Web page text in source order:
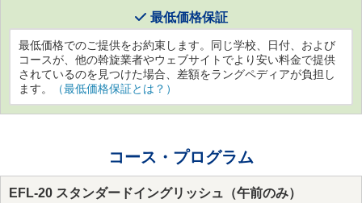
最低価格保証
最低価格でのご提供をお約束します。同じ学校、日付、および
コースが、他の斡旋業者やウェブサイトでより安い料金で提供
されているのを見つけた場合、差額をラングペディアが負担し
ます。
（最低価格保証とは？）
コース・プログラム
EFL-20 スタンダードイングリッシュ（午前のみ）